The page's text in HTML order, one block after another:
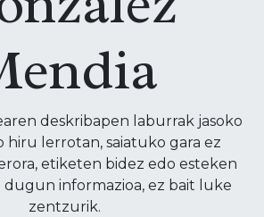
deskribapen laburrak jasoko
hiru lerrotan, saiatuko gara ez
etiketen bidez edo esteken
dugun informazioa, ez bait luke
zentzurik.